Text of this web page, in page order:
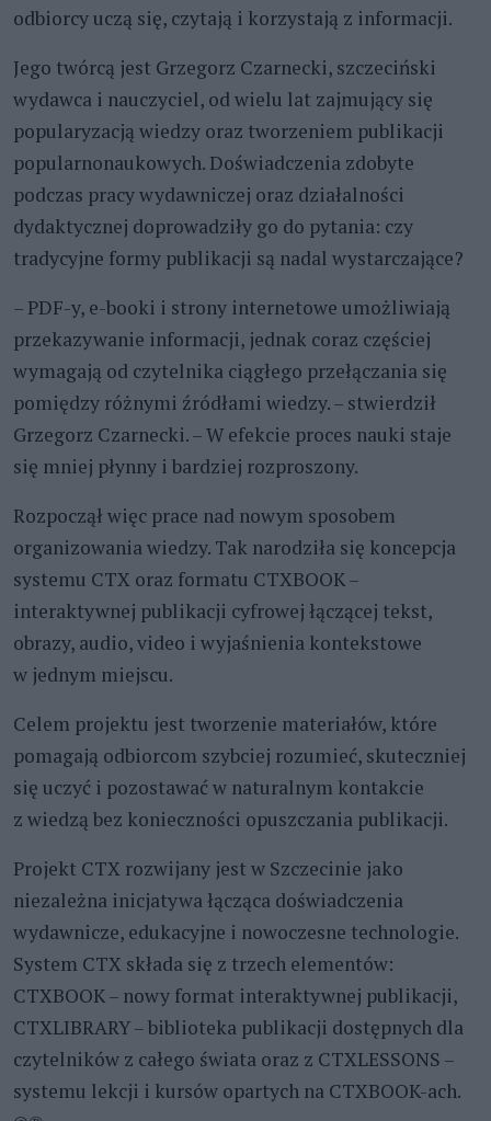
odbiorcy uczą się, czytają i korzystają z informacji.
Jego twórcą jest Grzegorz Czarnecki, szczeciński
wydawca i nauczyciel, od wielu lat zajmujący się
popularyzacją wiedzy oraz tworzeniem publikacji
popularnonaukowych. Doświadczenia zdobyte
podczas pracy wydawniczej oraz działalności
dydaktycznej doprowadziły go do pytania: czy
tradycyjne formy publikacji są nadal wystarczające?
– PDF-y, e-booki i strony internetowe umożliwiają
przekazywanie informacji, jednak coraz częściej
wymagają od czytelnika ciągłego przełączania się
pomiędzy różnymi źródłami wiedzy. – stwierdził
Grzegorz Czarnecki. – W efekcie proces nauki staje
się mniej płynny i bardziej rozproszony.
Rozpoczął więc prace nad nowym sposobem
organizowania wiedzy. Tak narodziła się koncepcja
systemu CTX oraz formatu CTXBOOK –
interaktywnej publikacji cyfrowej łączącej tekst,
obrazy, audio, video i wyjaśnienia kontekstowe
w jednym miejscu.
Celem projektu jest tworzenie materiałów, które
pomagają odbiorcom szybciej rozumieć, skuteczniej
się uczyć i pozostawać w naturalnym kontakcie
z wiedzą bez konieczności opuszczania publikacji.
Projekt CTX rozwijany jest w Szczecinie jako
niezależna inicjatywa łącząca doświadczenia
wydawnicze, edukacyjne i nowoczesne technologie.
System CTX składa się z trzech elementów:
CTXBOOK – nowy format interaktywnej publikacji,
CTXLIBRARY – biblioteka publikacji dostępnych dla
czytelników z całego świata oraz z CTXLESSONS –
systemu lekcji i kursów opartych na CTXBOOK-ach.